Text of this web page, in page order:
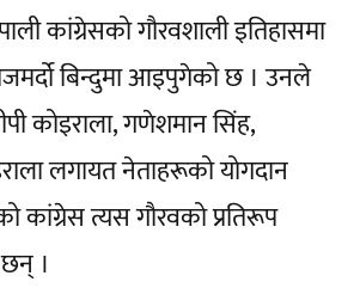
कांग्रेसको गौरवशाली इतिहासमा
बिन्दुमा आइपुगेको छ । उनले
कोइराला, गणेशमान सिंह,
लगायत नेताहरूको योगदान
कांग्रेस त्यस गौरवको प्रतिरूप
।